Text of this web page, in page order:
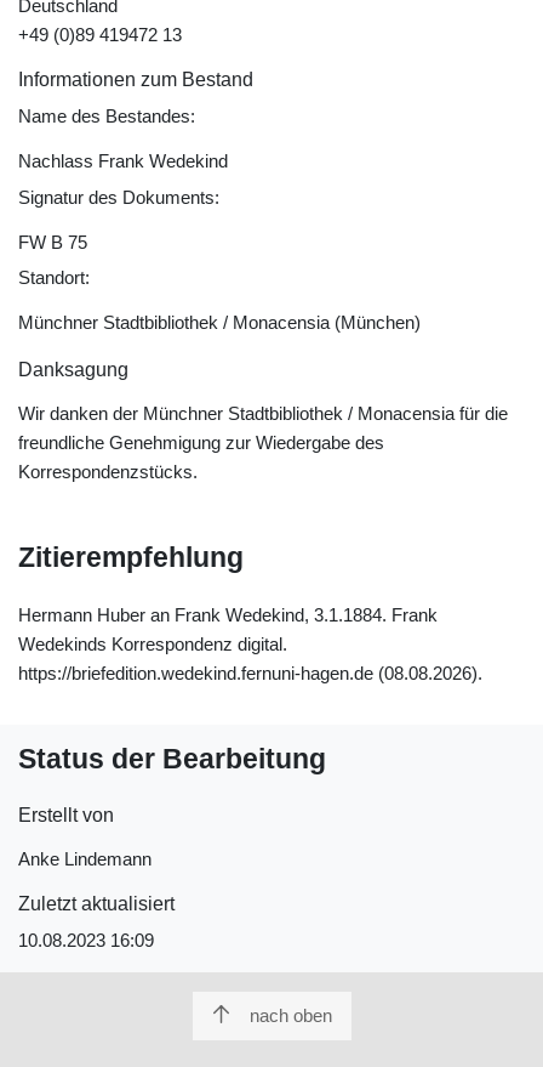
Deutschland
+49 (0)89 419472 13
Informationen zum Bestand
Name des Bestandes:
Nachlass Frank Wedekind
Signatur des Dokuments:
FW B 75
Standort:
Münchner Stadtbibliothek / Monacensia (München)
Danksagung
Wir danken der Münchner Stadtbibliothek / Monacensia für die
freundliche Genehmigung zur Wiedergabe des
Korrespondenzstücks.
Zitierempfehlung
Hermann Huber an Frank Wedekind, 3.1.1884. Frank
Wedekinds Korrespondenz digital.
https://briefedition.wedekind.fernuni-hagen.de (08.08.2026).
Status der Bearbeitung
Erstellt von
Anke Lindemann
Zuletzt aktualisiert
10.08.2023 16:09
nach oben